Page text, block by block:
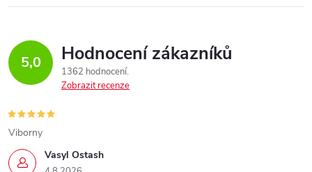
5,0 Hodnocení zákazníků
1362 hodnocení
Zobrazit recenze
Vasyl Ostash
Viborny